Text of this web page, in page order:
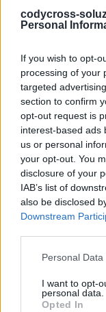
codycross-
Personal
If you wish to opt-
processing of your
targeted
section to confirm
opt-out request is
interest-based ads
us or personal
your opt-out. You
disclosure of your
IAB’s list of
also be disclosed
Downstream
Personal
I want to opt-
personal data.
Opted In
Codycross
Codycross
soluzioni
Codycross
Codycross Studi
Codycross Casa
Codycross In
Codycross Grecia
Codycross
Codycross